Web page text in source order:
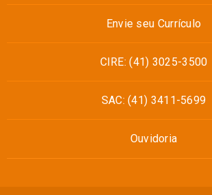
Envie seu Currículo
CIRE: (41) 3025-3500
SAC: (41) 3411-5699
Ouvidoria